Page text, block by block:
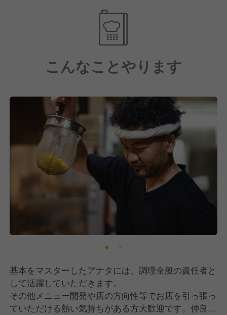
こんなことやります
基本をマスターしたアナタには、調理全般の責任者と
して活躍していただきます。
その他メニュー開発や店の方向性等でお店を引っ張っ
ていただける熱い気持ちがある方大歓迎です。仲良く